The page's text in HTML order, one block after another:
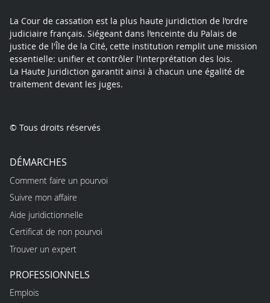
La Cour de cassation est la plus haute juridiction de l’ordre
judiciaire français. Siégeant dans l’enceinte du Palais de
justice de l'Île de la Cité, cette institution remplit une mission
essentielle: unifier et contrôler l'interprétation des lois.
La Haute Juridiction garantit ainsi à chacun une égalité de
traitement devant les juges.
© Tous droits réservés
DÉMARCHES
Comment faire un pourvoi
Suivre mon affaire
Aide juridictionnelle
Certificat de non pourvoi
Trouver un expert
PROFESSIONNELS
Emplois